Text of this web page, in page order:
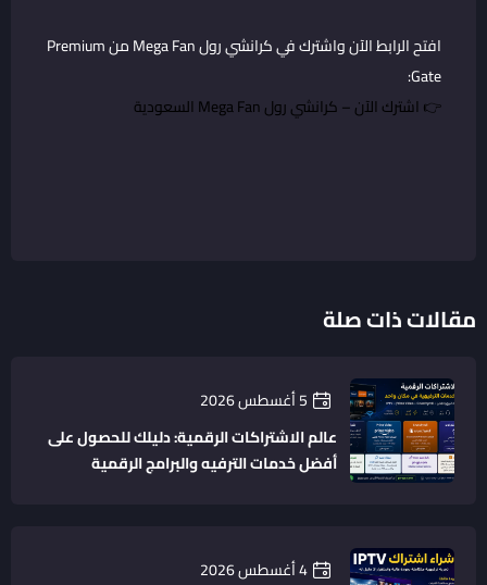
افتح الرابط الآن واشترك في كرانشي رول Mega Fan من Premium
Gate:
👉اشترك الآن – كرانشي رول Mega Fan السعودية
مقالات ذات صلة
5 أغسطس 2026
عالم الاشتراكات الرقمية: دليلك للحصول على
أفضل خدمات الترفيه والبرامج الرقمية
4 أغسطس 2026